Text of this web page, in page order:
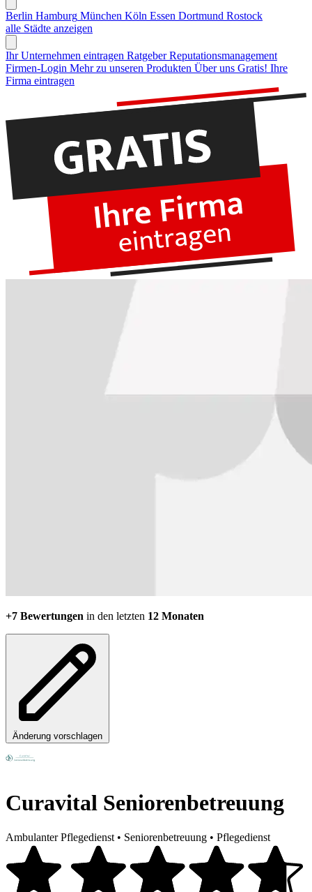
Berlin Hamburg München Köln Essen Dortmund Rostock
alle Städte anzeigen
Ihr Unternehmen eintragen Ratgeber Reputationsmanagement
Firmen-Login Mehr zu unseren Produkten Über uns Gratis! Ihre
Firma eintragen
+7 Bewertungen in den letzten 12 Monaten
Änderung vorschlagen
Curavital Seniorenbetreuung
Ambulanter Pflegedienst • Seniorenbetreuung • Pflegedienst